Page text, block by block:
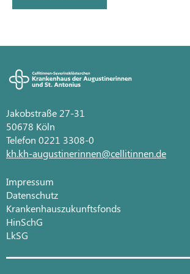
Jakobstraße 27-31
50678 Köln
Telefon 0221 3308-0
kh.kh-augustinerinnen@cellitinnen.de
Impressum
Datenschutz
Krankenhauszukunftsfonds
HinSchG
LkSG